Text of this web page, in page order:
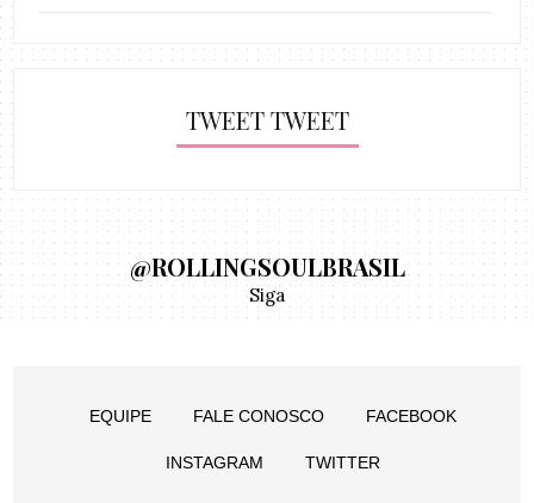
TWEET TWEET
@ROLLINGSOULBRASIL
Siga
EQUIPE FALE CONOSCO FACEBOOK
INSTAGRAM TWITTER